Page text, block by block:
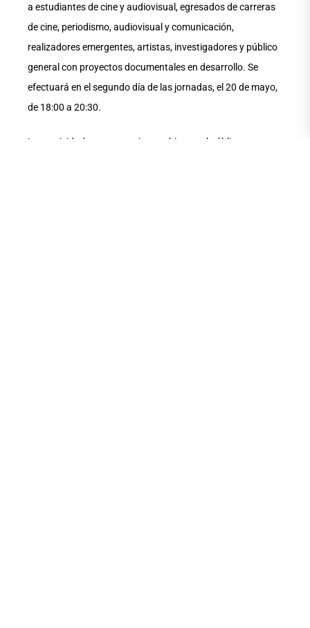
a estudiantes de cine y audiovisual, egresados de carreras
de cine, periodismo, audiovisual y comunicación,
realizadores emergentes, artistas, investigadores y público
general con proyectos documentales en desarrollo. Se
efectuará en el segundo día de las jornadas, el 20 de mayo,
de 18:00 a 20:30.
Las actividades son gratuitas y abiertas al público en